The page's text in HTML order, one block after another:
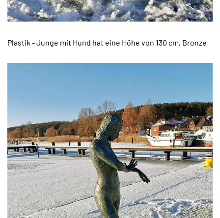
Plastik - Junge mit Hund hat eine Höhe von 130 cm, Bronze